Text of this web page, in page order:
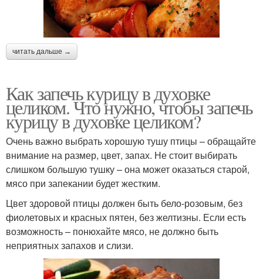
читать дальше →
Как запечь курицу в духовке
целиком. Что нужно, чтобы запечь
курицу в духовке целиком?
Очень важно выбрать хорошую тушу птицы – обращайте
внимание на размер, цвет, запах. Не стоит выбирать
слишком большую тушку – она может оказаться старой,
мясо при запекании будет жестким.
Цвет здоровой птицы должен быть бело-розовым, без
фиолетовых и красных пятен, без желтизны. Если есть
возможность – понюхайте мясо, не должно быть
неприятных запахов и слизи.